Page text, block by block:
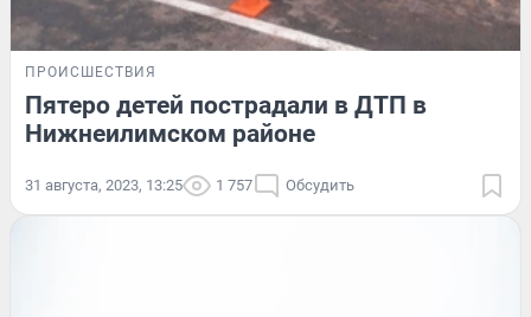
ПРОИСШЕСТВИЯ
Пятеро детей пострадали в ДТП в
Нижнеилимском районе
31 августа, 2023, 13:25 1 757 Обсудить